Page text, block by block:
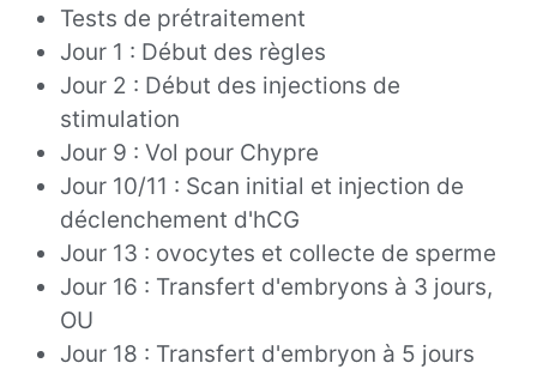
Tests de prétraitement
Jour 1 : Début des règles
Jour 2 : Début des injections de
stimulation
Jour 9 : Vol pour Chypre
Jour 10/11 : Scan initial et injection de
déclenchement d'hCG
Jour 13 : ovocytes et collecte de sperme
Jour 16 : Transfert d'embryons à 3 jours,
OU
Jour 18 : Transfert d'embryon à 5 jours